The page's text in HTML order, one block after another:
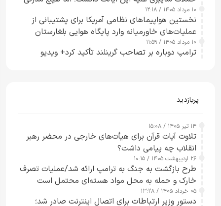
ارائه نکرد
۱۰ مرداد ۱۴۰۵ / ۱۲:۱۸
نخستین هواپیماهای نظامی آمریکا برای پشتیبانی از
عملیات‌های خاورمیانه وارد پایگاه هوایی بلغارستان
شدند
۱۰ مرداد ۱۴۰۵ / ۱۱:۵۹
ترامپ دوباره بر تصاحب گرینلند تأکید کرد+ ویدیو
پربازدید
۱۴ تیر ۱۴۰۵ / ۱۵:۰۸
تلاوت آیات قرآن برای هیأت‌های خارجی در محضر رهبر
انقلاب چه پیامی داشت؟
۲۶ اردیبهشت ۱۴۰۵ / ۱۰:۱۵
طرح‌ بازگشت به جنگ به ترامپ ارائه شد/عملیات تصرف
خارک و حمله به محل مواد هسته‌ای محتمل است
۰۵ خرداد ۱۴۰۵ / ۱۳:۲۸
دستور وزیر ارتباطات برای اتصال اینترنت صادر شد؛